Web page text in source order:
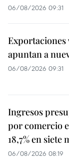
06/08/2026 09:31
apuntan a
06/08/2026 09:31
Ingresos
por comercio
18,7% en siete
06/08/2026 08:19